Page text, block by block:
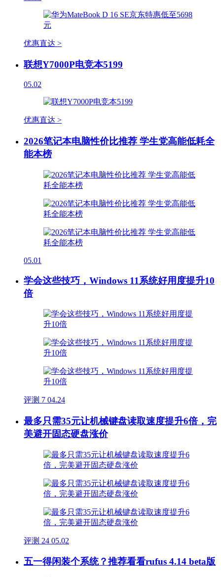
优惠直达 >
联想Y7000P电竞本5199
05.02
优惠直达 >
2026笔记本电脑性价比推荐 学生党高能低耗全
能本榜
05.01
学会这些技巧，Windows 11系统好用度提升10
倍
评测 7 04.24
最多只需35元让机械键盘读取速度提升6倍，完
美避开固态硬盘涨价
评测 24 05.02
五一得闲装个系统？推荐看看rufus 4.14 beta版